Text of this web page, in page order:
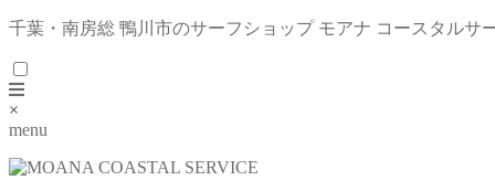
千葉・南房総 鴨川市のサーフショップ モアナ コースタルサ
×
menu